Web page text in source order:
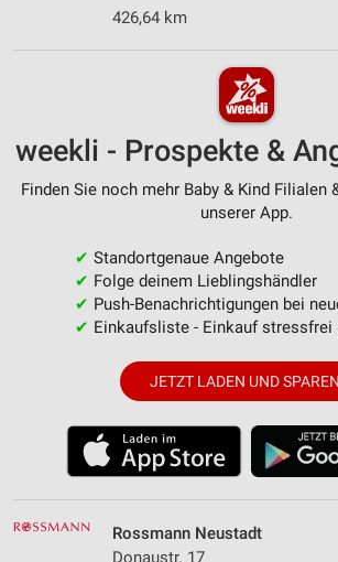
426,64 km
weekli - Prospekte &
Finden Sie noch mehr Baby & Kind Filialen
unserer App.
✔ Standortgenaue Angebote
✔ Folge deinem Lieblingshändler
✔ Push-Benachrichtigungen bei
✔ Einkaufsliste - Einkauf stressfrei
JETZT LADEN UND
Rossmann Neustadt
Donaustr. 17